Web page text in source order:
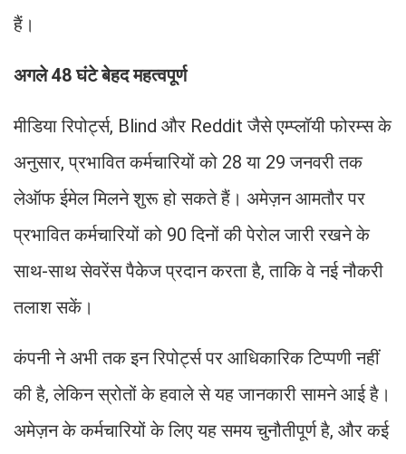
हैं।
अगले 48 घंटे बेहद महत्वपूर्ण
मीडिया रिपोर्ट्स, Blind और Reddit जैसे एम्प्लॉयी फोरम्स के
अनुसार, प्रभावित कर्मचारियों को 28 या 29 जनवरी तक
लेऑफ ईमेल मिलने शुरू हो सकते हैं। अमेज़न आमतौर पर
प्रभावित कर्मचारियों को 90 दिनों की पेरोल जारी रखने के
साथ-साथ सेवरेंस पैकेज प्रदान करता है, ताकि वे नई नौकरी
तलाश सकें।
कंपनी ने अभी तक इन रिपोर्ट्स पर आधिकारिक टिप्पणी नहीं
की है, लेकिन स्रोतों के हवाले से यह जानकारी सामने आई है।
अमेज़न के कर्मचारियों के लिए यह समय चुनौतीपूर्ण है, और कई